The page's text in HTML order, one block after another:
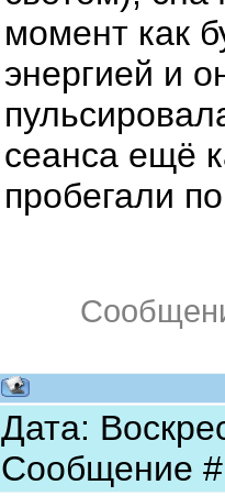
момент как
энергией и
сеанса ещё
пробегали
Дата:
Сообщение